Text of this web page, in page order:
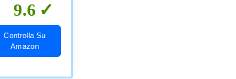
9.6
Controlla Su
Amazon